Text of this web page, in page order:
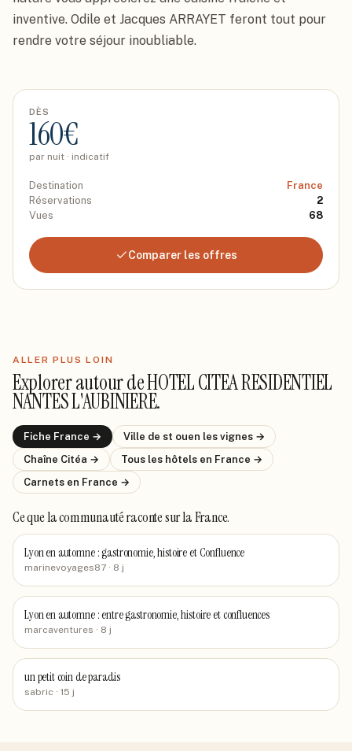
inventive. Odile et Jacques ARRAYET feront tout pour
rendre votre séjour inoubliable.
DÈS
160€
par nuit · indicatif
Destination
France
Réservations
2
Vues
68
Comparer les offres
ALLER PLUS LOIN
Explorer autour deHOTEL CITEA RESIDENTIEL
NANTES L'AUBINIERE.
Fiche France → Ville de st ouen les vignes →
Chaîne Citéa → Tous les hôtels en France →
Carnets en France →
Ce que la communauté racontesur la France.
Lyon en automne : gastronomie, histoire et Confluence
marinevoyages87 · 8 j
Lyon en automne : entre gastronomie, histoire et confluences
marcaventures · 8 j
un petit coin de paradis
sabric · 15 j